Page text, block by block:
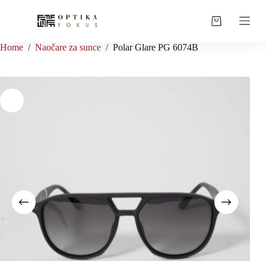
Shopping
Home / Naočare za sunce / Polar Glare PG 6074B